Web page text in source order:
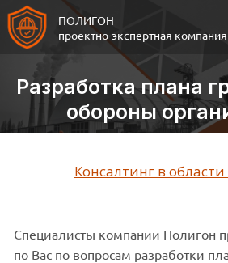
ПОЛИГОН
проектно-экспертная компания
Разработка плана
обороны
Консалтинг в
Специалисты компании Полигон
по Вас по вопросам разработки